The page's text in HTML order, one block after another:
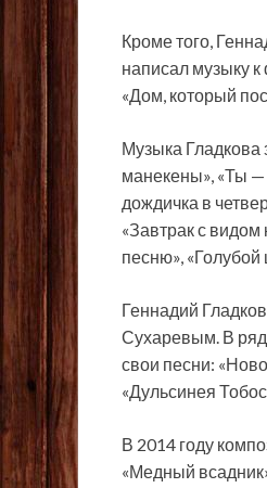
Кроме того,
написал музыку
«Дом, который
Музыка Гладкова
манекены», «Ты —
дождичка в
«Завтрак с
песню»,
Геннадий
Сухаревым. В
свои песни:
«Дульсинея
В 2014 году
«Медный